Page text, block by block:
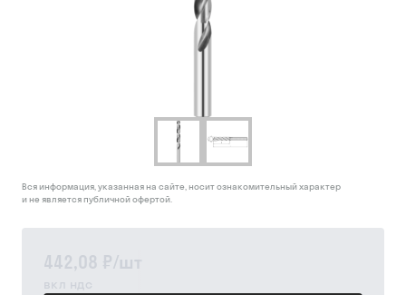
442,08 ₽/шт
вкл ндс
Вся информация, указанная на сайте, носит ознакомительный характер
и не является публичной офертой.